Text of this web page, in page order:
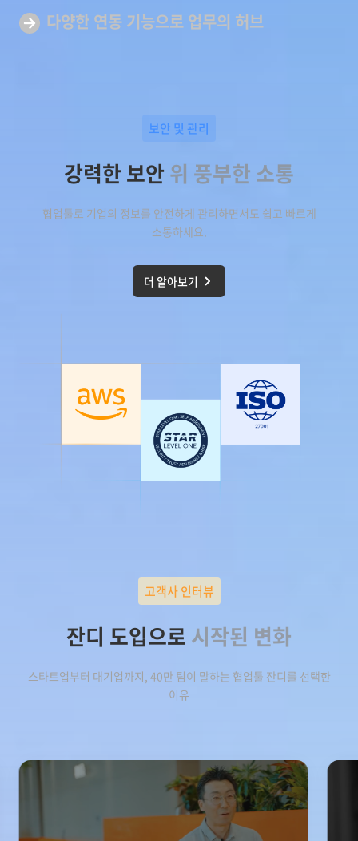
다양한 연동 기능으로 업무의 허브
보안 및 관리
강력한 보안위 풍부한 소통
협업툴로 기업의 정보를 안전하게 관리하면서도 쉽고 빠르게
소통하세요.
더 알아보기
고객사 인터뷰
잔디 도입으로 시작된 변화
스타트업부터 대기업까지, 40만 팀이 말하는 협업툴 잔디를 선택한
이유